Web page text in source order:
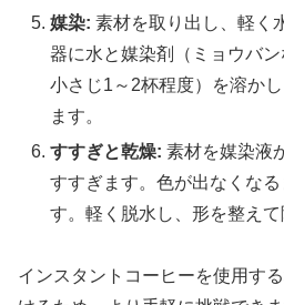
媒染: 素材を取り出し、軽く
器に水と媒染剤（ミョウバ
小さじ1～2杯程度）を溶か
ます。
すすぎと乾燥: 素材を媒染液
すすぎます。色が出なくな
す。軽く脱水し、形を整えて
インスタントコーヒーを使用す